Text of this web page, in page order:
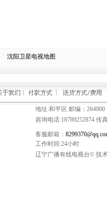
沈阳卫星电视地图
地址:和平区 邮编：264000
咨询电话:18789252874 传
客服邮箱：
工作时间:24小时
辽宁广播有线电视台© 技